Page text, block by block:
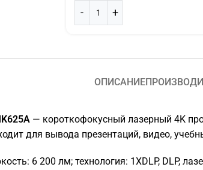
ОПИСАНИЕ
— короткофокусный лазерный 4K
для вывода презентаций, видео,
6 200 лм; технология: 1XDLP, DLP,